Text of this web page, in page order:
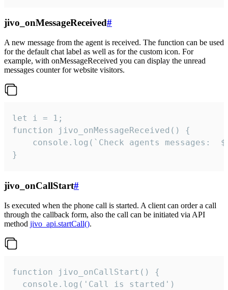
jivo_onMessageReceived#
A new message from the agent is received. The function can be used
for the default chat label as well as for the custom icon. For
example, with onMessageReceived you can display the unread
messages counter for website visitors.
let i = 1;
function jivo_onMessageReceived() {
}
jivo_onCallStart#
Is executed when the phone call is started. A client can order a call
through the callback form, also the call can be initiated via API
method jivo_api.startCall().
function jivo_onCallStart() {
  console.log('Call is started')